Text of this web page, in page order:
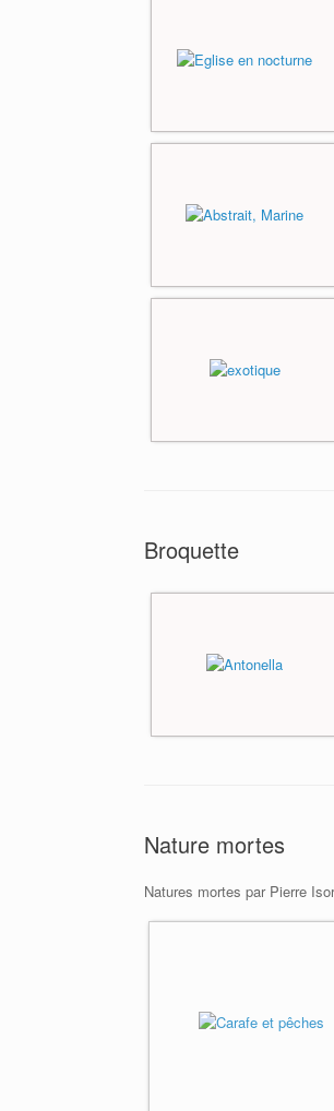
Broquette
Nature mortes
Natures mortes par Pierre